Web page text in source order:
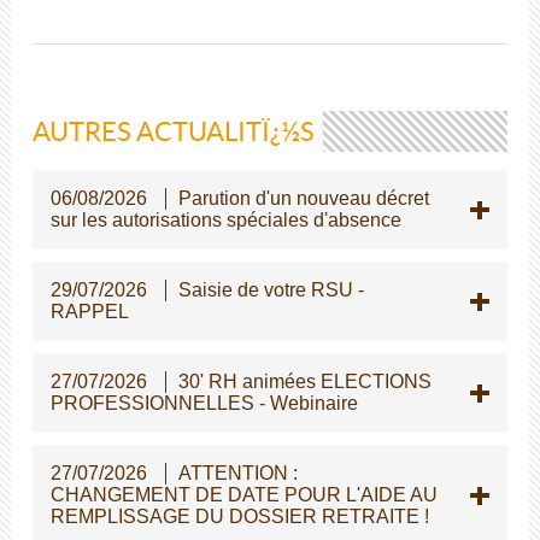
AUTRES ACTUALITÏ¿½S
06/08/2026
Parution d'un nouveau décret
sur les autorisations spéciales d'absence
29/07/2026
Saisie de votre RSU -
RAPPEL
27/07/2026
30' RH animées ELECTIONS
PROFESSIONNELLES - Webinaire
27/07/2026
ATTENTION :
CHANGEMENT DE DATE POUR L'AIDE AU
REMPLISSAGE DU DOSSIER RETRAITE !